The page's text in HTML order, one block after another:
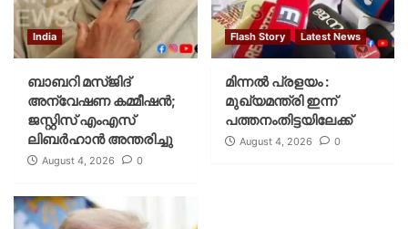
India
ബാബറി മസ്ജിദ്
അന്വേഷണ കമ്മീഷന്‍;
ജസ്റ്റിസ് എംഎസ്
ലിബര്‍ഹാന്‍ അന്തരിച്ചു
August 4, 2026 0
Flash Story Latest News
മിന്നല്‍ പ്രളയം :
മുഖ്യമന്ത്രി ഇന്ന്
പത്തനംതിട്ടയിലേക്ക്
August 4, 2026 0